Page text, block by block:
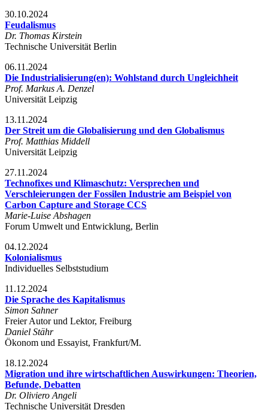
30.10.2024
Feudalismus
Dr. Thomas Kirstein
Technische Universität Berlin
06.11.2024
Die Industrialisierung(en): Wohlstand durch Ungleichheit
Prof. Markus A. Denzel
Universität Leipzig
13.11.2024
Der Streit um die Globalisierung und den Globalismus
Prof. Matthias Middell
Universität Leipzig
27.11.2024
Technofixes und Klimaschutz: Versprechen und
Verschleierungen der Fossilen Industrie am Beispiel von
Carbon Capture and Storage CCS
Marie-Luise Abshagen
Forum Umwelt und Entwicklung, Berlin
04.12.2024
Kolonialismus
Individuelles Selbststudium
11.12.2024
Die Sprache des Kapitalismus
Simon Sahner
Freier Autor und Lektor, Freiburg
Daniel Stähr
Ökonom und Essayist, Frankfurt/M.
18.12.2024
Migration und ihre wirtschaftlichen Auswirkungen: Theorien,
Befunde, Debatten
Dr. Oliviero Angeli
Technische Universität Dresden